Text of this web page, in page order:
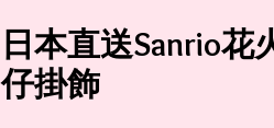
日本直送Sanrio花
仔掛飾